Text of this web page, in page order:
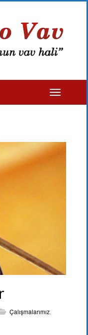
Çalışmalarımız